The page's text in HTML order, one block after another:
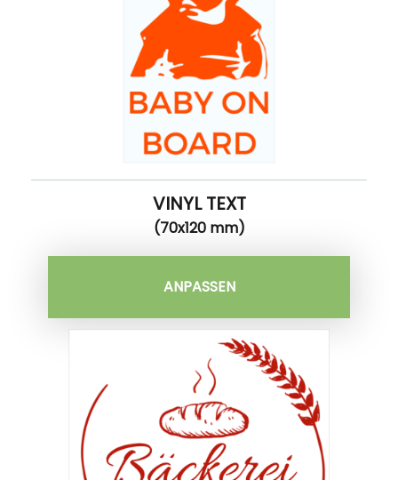
VINYL TEXT
(70x120 mm)
ANPASSEN